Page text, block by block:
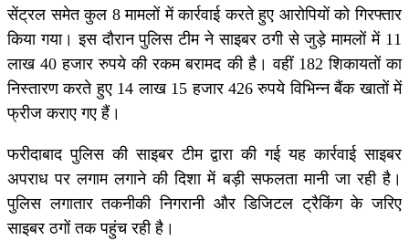
सेंट्रल समेत कुल 8 मामलों में कार्रवाई करते हुए आरोपियों को गिरफ्तार
किया गया। इस दौरान पुलिस टीम ने साइबर ठगी से जुड़े मामलों में 11
लाख 40 हजार रुपये की रकम बरामद की है। वहीं 182 शिकायतों का
निस्तारण करते हुए 14 लाख 15 हजार 426 रुपये विभिन्न बैंक खातों में
फ्रीज कराए गए हैं।
फरीदाबाद पुलिस की साइबर टीम द्वारा की गई यह कार्रवाई साइबर
अपराध पर लगाम लगाने की दिशा में बड़ी सफलता मानी जा रही है।
पुलिस लगातार तकनीकी निगरानी और डिजिटल ट्रैकिंग के जरिए
साइबर ठगों तक पहुंच रही है।